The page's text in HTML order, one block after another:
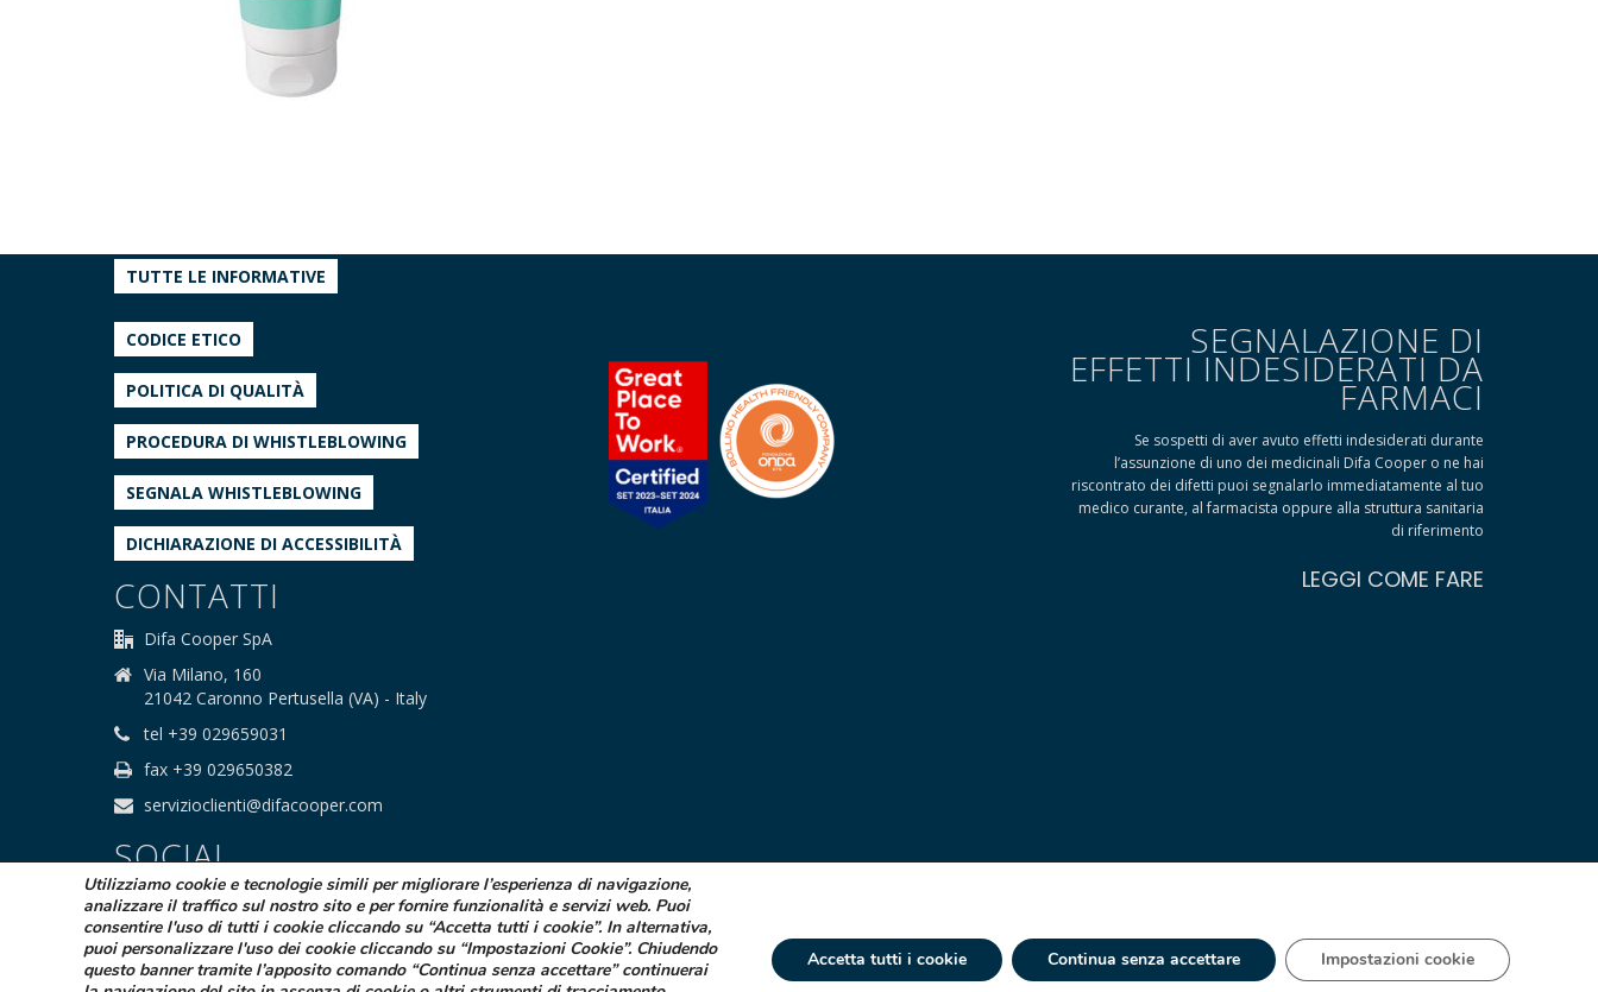
TUTTE LE INFORMATIVE
CODICE ETICO
POLITICA DI QUALITÀ
PROCEDURA DI WHISTLEBLOWING
SEGNALA WHISTLEBLOWING
DICHIARAZIONE DI ACCESSIBILITÀ
CONTATTI
Difa Cooper SpA
Via Milano, 160
21042 Caronno Pertusella (VA) - Italy
tel +39 029659031
fax +39 029650382
servizioclienti@difacooper.com
SOCIAL
SEGNALAZIONE DI
EFFETTI INDESIDERATI DA
FARMACI
Se sospetti di aver avuto effetti indesiderati durante
l’assunzione di uno dei medicinali Difa Cooper o ne hai
riscontrato dei difetti puoi segnalarlo immediatamente al tuo
medico curante, al farmacista oppure alla struttura sanitaria
di riferimento
LEGGI COME FARE
Utilizziamo cookie e tecnologie simili per migliorare l’esperienza di navigazione,
analizzare il traffico sul nostro sito e per fornire funzionalità e servizi web. Puoi
consentire l'uso di tutti i cookie cliccando su “Accetta tutti i cookie”. In alternativa,
puoi personalizzare l'uso dei cookie cliccando su “Impostazioni Cookie”. Chiudendo
questo banner tramite l’apposito comando “Continua senza accettare” continuerai
Accetta tutti i cookie Continua senza accettare Impostazioni cookie